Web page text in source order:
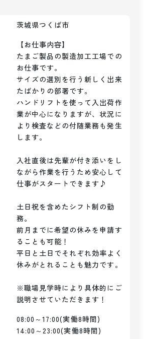
茨城県つくば市
【お仕事内容】
たまご製品の製造加工工場での
お仕事です。
サイズの選別を行う新しく出来
たばかりの部署です。
ハンドリフトを使って入出荷作
業が中心になりますが、状況に
より検査などの付随業務も発生
します。
入社直後は先輩が付き添いをし
ながら作業を行うため安心して
仕事がスタートできます♪
土日祝を含めたシフト制の勤
務。
前月までに希望の休みを申請す
ることも可能！
平日と土日でそれぞれ効率よく
休みがとれることも魅力です。
※職場見学時により具体的にご
説明させていただきます！
08:00～17:00(実働8時間)
14:00～23:00(実働8時間)